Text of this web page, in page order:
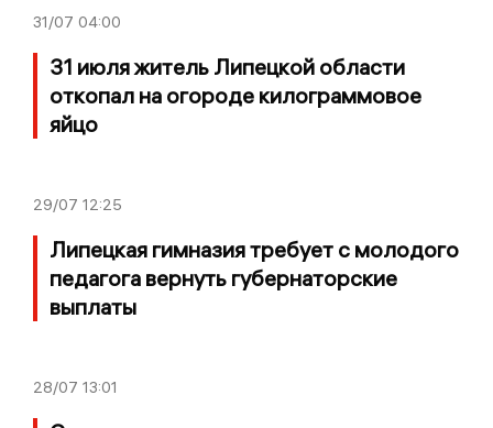
31/07 04:00
31 июля житель Липецкой области
откопал на огороде килограммовое
яйцо
29/07 12:25
Липецкая гимназия требует с молодого
педагога вернуть губернаторские
выплаты
28/07 13:01